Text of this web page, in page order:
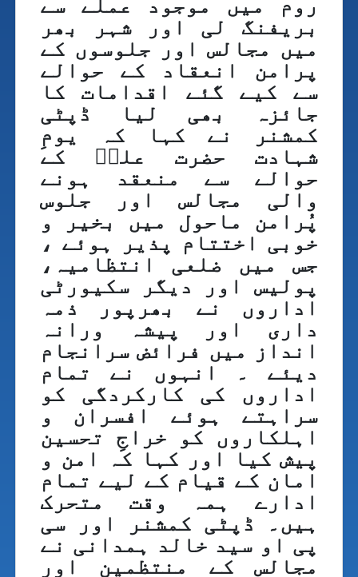
روم میں موجود عملے سے
بریفنگ لی اور شہر بھر
میں مجالس اور جلوسوں کے
پرامن انعقاد کے حوالے
سے کیے گئے اقدامات کا
جائزہ بھی لیا ڈپٹی
کمشنر نے کہا کہ یومِ
شہادت حضرت علیؓ کے
حوالے سے منعقد ہونے
والی مجالس اور جلوس
پُرامن ماحول میں بخیر و
خوبی اختتام پذیر ہوئے ،
جس میں ضلعی انتظامیہ،
پولیس اور دیگر سکیورٹی
اداروں نے بھرپور ذمہ
داری اور پیشہ ورانہ
انداز میں فرائض سرانجام
دیئے ۔ انہوں نے تمام
اداروں کی کارکردگی کو
سراہتے ہوئے افسران و
اہلکاروں کو خراجِ تحسین
پیش کیا اور کہا کہ امن و
امان کے قیام کے لیے تمام
ادارے ہمہ وقت متحرک
ہیں۔ ڈپٹی کمشنر اور سی
پی او سید خالد ہمدانی نے
مجالس کے منتظمین اور